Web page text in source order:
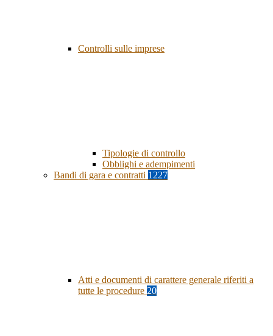
Controlli sulle imprese
Tipologie di controllo
Obblighi e adempimenti
Bandi di gara e contratti 1227
Atti e documenti di carattere generale riferiti a
tutte le procedure 20